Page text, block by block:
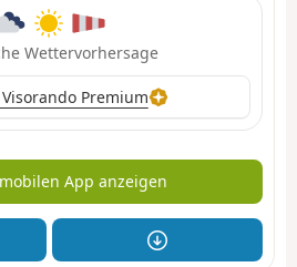
Wettervorhersage
Premium
App anzeigen